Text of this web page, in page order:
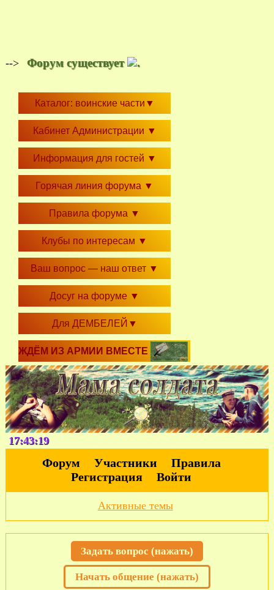
--> Форум существует .
Каталог: воинские части ▼
Кабинет Администрации ▼
Информация для гостей ▼
Горячая линия форума ▼
Правила форума ▼
Клубы по интересам ▼
Ваш вопрос — наш ответ ▼
Досуг на форуме ▼
Для ДЕМБЕЛЕЙ ▼
ЖДЁМ ИЗ АРМИИ ВМЕСТЕ
17:43:20
Форум Участники
Правила
Регистрация
Войти
Активные темы
Задать вопрос (нажать)
Начать общение (нажать)